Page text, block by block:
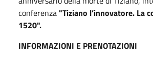
conferenza"Tiziano l’innovatore. La
1520".
INFORMAZIONI E PRENOTAZIONI